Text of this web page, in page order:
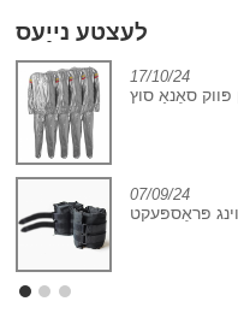
לעצטע נייַעס
17/10/24
פּווק סאָנאַ סוץ
07/09/24
פּראָספּעקט